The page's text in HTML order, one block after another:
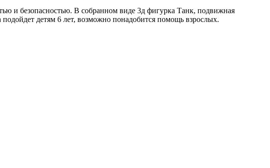
и безопасностью. В собранном виде 3д фигурка Танк, подвижная
детям 6 лет, возможно понадобится помощь взрослых.